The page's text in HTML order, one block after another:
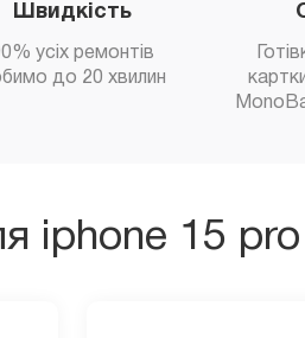
Швидкість
усіх ремонтів
до 20 хвилин
iphone 15